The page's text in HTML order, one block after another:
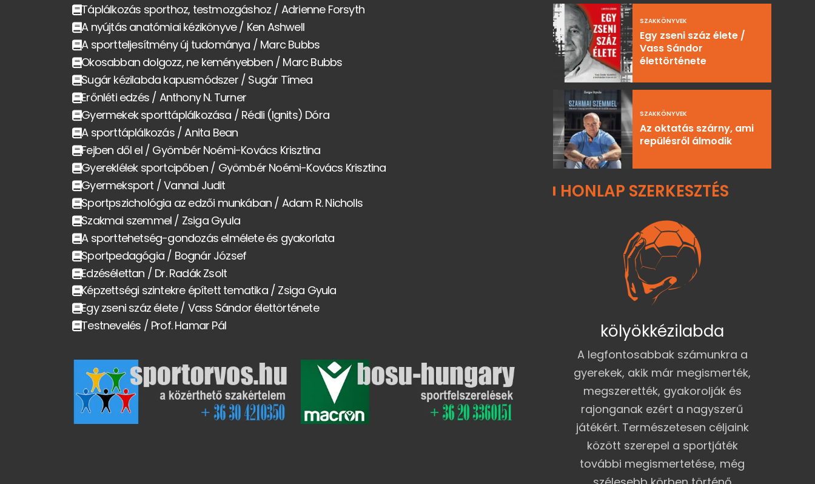
Táplálkozás sporthoz, testmozgáshoz / Adrienne Forsyth
A nyújtás anatómiai kézikönyve / Ken Ashwell
A sportteljesítmény új tudománya / Marc Bubbs
Okosabban dolgozz, ne keményebben / Marc Bubbs
Sugár kézilabda kapusmódszer / Sugár Tímea
Erőnléti edzés / Anthony N. Turner
Gyermekek sporttáplálkozása / Rédli (Ignits) Dóra
A sporttáplálkozás / Anita Bean
Fejben dől el / Gyömbér Noémi-Kovács Krisztina
Gyereklélek sportcipőben / Gyömbér Noémi-Kovács Krisztina
Gyermeksport / Vannai Judit
Sportpszichológia az edzői munkában / Adam R. Nicholls
Szakmai szemmel / Zsiga Gyula
A sporttehetség-gondozás elmélete és gyakorlata
Sportpedagógia / Bognár József
Edzésélettan / Dr. Radák Zsolt
Képzettségi szintekre épített tematika / Zsiga Gyula
Egy zseni száz élete / Vass Sándor élettörténete
Testnevelés / Prof. Hamar Pál
SZAKKÖNYVEK
Egy zseni száz élete /
Vass Sándor
élettörténete
SZAKKÖNYVEK
Az oktatás szárny, ami
repülésről álmodik
HONLAP SZERKESZTÉS
kölyökkézilabda
A legfontosabbak számunkra a
gyerekek, akik már megismerték,
megszerették, gyakorolják és
rajonganak ezért a nagyszerű
játékért. Természetesen céljaink
között szerepel a sportjáték
további megismertetése, még